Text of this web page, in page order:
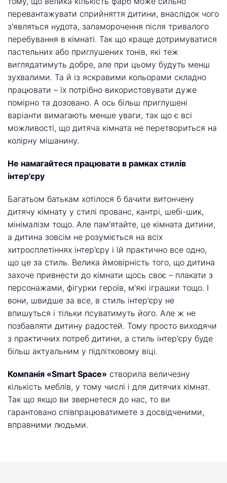
перевантажувати сприйняття дитини, внаслідок чого
з'являться нудота, запаморочення після тривалого
перебування в кімнаті. Так що краще дотримуватися
пастельних або приглушених тонів, які теж
виглядатимуть добре, але при цьому будуть менш
зухвалими. Та й із яскравими кольорами складно
працювати – їх потрібно використовувати дуже
помірно та дозовано. А ось більш приглушені
варіанти вимагають менше уваги, так що є всі
можливості, що дитяча кімната не перетвориться на
колірну мішанину.
Не намагайтеся працювати в рамках стилів
інтер'єру
Багатьом батькам хотілося б бачити витончену
дитячу кімнату у стилі прованс, кантрі, шебі-шик,
мінімалізм тощо. Але пам'ятайте, це кімната дитини,
а дитина зовсім не розуміється на всіх
хитросплетіннях інтер'єру і їй практично все одно,
що це за стиль. Велика ймовірність того, що дитина
захоче привнести до кімнати щось своє – плакати з
персонажами, фігурки героїв, м'які іграшки тощо. І
вони, швидше за все, в стиль інтер'єру не
впишуться і тільки псуватимуть його. Але ж не
позбавляти дитину радостей. Тому просто виходячи
з практичних потреб дитини, а стиль інтер'єру буде
більш актуальним у підлітковому віці.
Компанія «Smart Space» створила величезну
кількість меблів, у тому числі і для дитячих кімнат.
Так що якщо ви звернетеся до нас, то ви
гарантовано співпрацюватимете з досвідченими,
вправними людьми.